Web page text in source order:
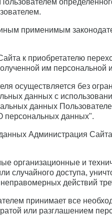
применимым
к приобретателю
им персональной
осуществляется без
данных с
данных
персональных данных".
Администрация
организационные и
случайного доступа,
действий
принимает все
или разглашением